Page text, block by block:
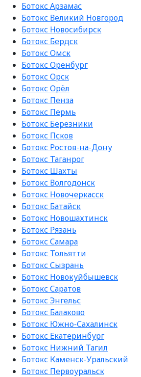
Ботокс Арзамас
Ботокс Великий Новгород
Ботокс Новосибирск
Ботокс Бердск
Ботокс Омск
Ботокс Оренбург
Ботокс Орск
Ботокс Орёл
Ботокс Пенза
Ботокс Пермь
Ботокс Березники
Ботокс Псков
Ботокс Ростов-на-Дону
Ботокс Таганрог
Ботокс Шахты
Ботокс Волгодонск
Ботокс Новочеркасск
Ботокс Батайск
Ботокс Новошахтинск
Ботокс Рязань
Ботокс Самара
Ботокс Тольятти
Ботокс Сызрань
Ботокс Новокуйбышевск
Ботокс Саратов
Ботокс Энгельс
Ботокс Балаково
Ботокс Южно-Сахалинск
Ботокс Екатеринбург
Ботокс Нижний Тагил
Ботокс Каменск-Уральский
Ботокс Первоуральск